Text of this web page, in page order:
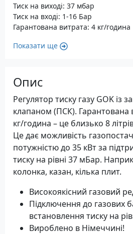
Тиск на виході: 37 мбар
Тиск на вході: 1-16 Бар
Гарантована витрата: 4 кг/година
Показати ще
Опис
Регулятор тиску газу GOK із
клапаном (ПСК). Гарантована
кг/година – це близько 8
Це дає можливість
потужністю до 35 кВт за
тиску на рівні 37 мБар.
колонка, казан, кілька плит.
Високоякісний газовий
Підключення до газових
встановлення тиску на
Вироблено в Німеччині!